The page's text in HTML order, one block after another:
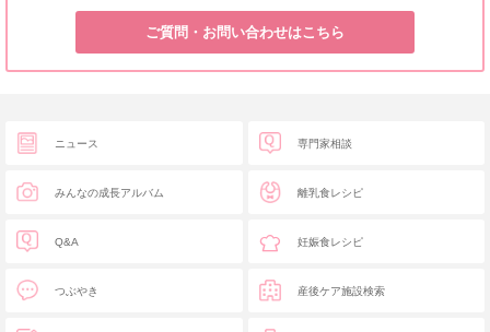
ご質問・お問い合わせはこちら
ニュース
みんなの成長アルバム
Q&A
つぶやき
専門家相談
離乳食レシピ
妊娠食レシピ
産後ケア施設検索